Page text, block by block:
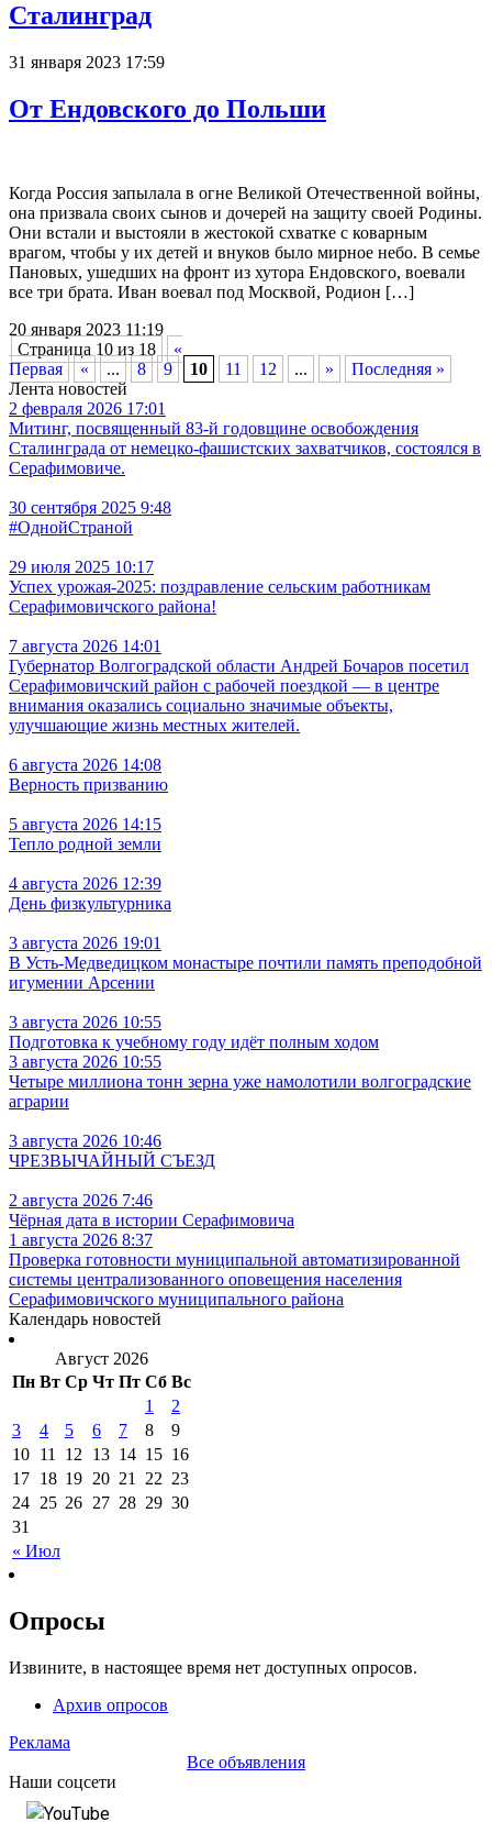
Сталинград
31 января 2023 17:59
От Ендовского до Польши
Когда Россия запылала в огне Великой Отечественной войны,
она призвала своих сынов и дочерей на защиту своей Родины.
Они встали и выстояли в жестокой схватке с коварным
врагом, чтобы у их детей и внуков было мирное небо. В семье
Пановых, ушедших на фронт из хутора Ендовского, воевали
все три брата. Иван воевал под Москвой, Родион […]
20 января 2023 11:19
Страница 10 из 18
«
Первая
« ... 8 9 10 11 12 ... »
Последняя »
Лента новостей
2 февраля 2026 17:01
Митинг, посвященный 83-й годовщине освобождения
Сталинграда от немецко-фашистских захватчиков, состоялся в
Серафимовиче.
30 сентября 2025 9:48
#ОднойСтраной
29 июля 2025 10:17
Успех урожая-2025: поздравление сельским работникам
Серафимовичского района!
7 августа 2026 14:01
Губернатор Волгоградской области Андрей Бочаров посетил
Серафимовичский район с рабочей поездкой — в центре
внимания оказались социально значимые объекты,
улучшающие жизнь местных жителей.
6 августа 2026 14:08
Верность призванию
5 августа 2026 14:15
Тепло родной земли
4 августа 2026 12:39
День физкультурника
3 августа 2026 19:01
В Усть‑Медведицком монастыре почтили память преподобной
игумении Арсении
3 августа 2026 10:55
Подготовка к учебному году идёт полным ходом
3 августа 2026 10:55
Четыре миллиона тонн зерна уже намолотили волгоградские
аграрии
3 августа 2026 10:46
ЧРЕЗВЫЧАЙНЫЙ СЪЕЗД
2 августа 2026 7:46
Чёрная дата в истории Серафимовича
1 августа 2026 8:37
Проверка готовности муниципальной автоматизированной
системы централизованного оповещения населения
Серафимовичского муниципального района
Календарь новостей
Август 2026
Пн Вт Ср Чт Пт Сб Вс
« Июл
1
2
3
4 5 6 7 8
9
10 11 12 13 14 15 16
17 18 19 20 21 22 23
24 25 26 27 28 29 30
31
Опросы
Извините, в настоящее время нет доступных опросов.
Архив опросов
Реклама
Все объявления
Наши соцсети
YouTube